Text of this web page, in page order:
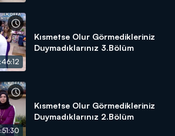
Kısmetse Olur Görmedikleriniz
Duymadıklarınız 3.Bölüm
Kısmetse Olur Görmedikleriniz
Duymadıklarınız 2.Bölüm